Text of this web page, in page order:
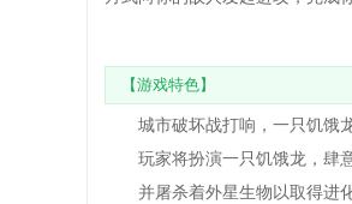
【游戏特色】
城市破坏战打响，一只饥饿
玩家将扮演一只饥饿龙，肆意
并屠杀着外星生物以取得进化